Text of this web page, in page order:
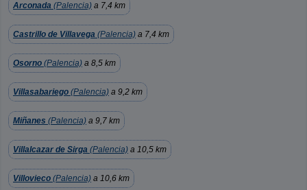
Arconada (Palencia) a 7,4 km
Castrillo de Villavega (Palencia) a 7,4 km
Osorno (Palencia) a 8,5 km
Villasabariego (Palencia) a 9,2 km
Miñanes (Palencia) a 9,7 km
Villalcazar de Sirga (Palencia) a 10,5 km
Villovieco (Palencia) a 10,6 km